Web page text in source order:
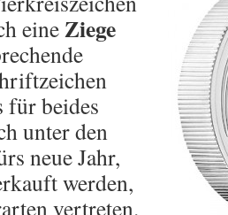
eineZiege
für beides
unter den
neue Jahr,
werden,
vertreten.